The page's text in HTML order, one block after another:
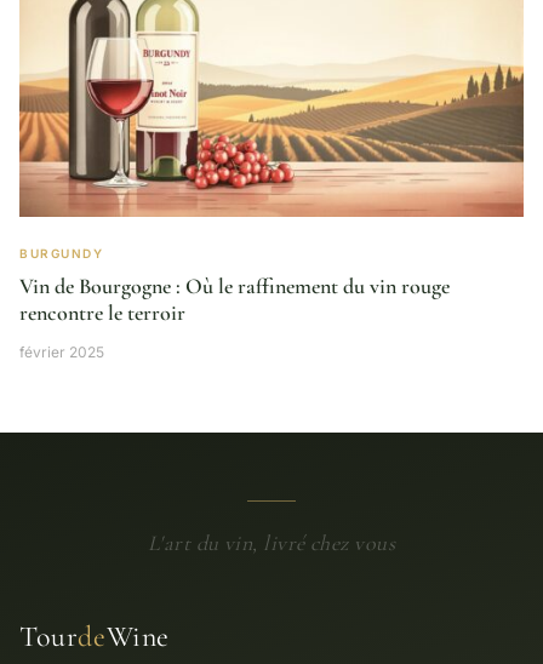
BURGUNDY
Vin de Bourgogne : Où le raffinement du vin rouge
rencontre le terroir
février 2025
L'art du vin, livré chez vous
TourdeWine